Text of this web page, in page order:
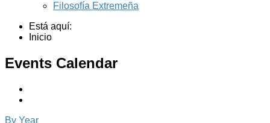
Filosofía Extremeña
Está aquí:
Inicio
Events Calendar
By Year